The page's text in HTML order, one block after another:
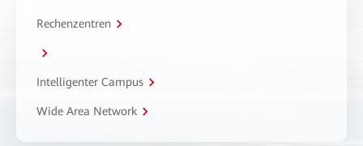
Rechenzentren
Intelligenter Campus
Wide Area Network